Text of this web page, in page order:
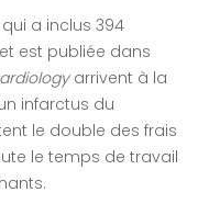
a inclus 394
est publiée dans
arrivent à la
infarctus du
le double des frais
le temps de travail